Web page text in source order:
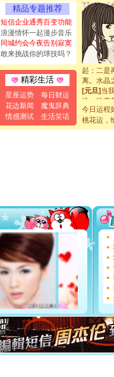
精品专题推荐
短信企业通秀百变功能
浪漫情怀一起漫步音乐
同城约会今夜告别寂寞
敢来挑战你的球技吗？
精彩生活
星座运势
每日财运
花边新闻
魔鬼辞典
情感测试
生活笑话
[圣诞节]
如意,快
[元旦] 看
断电。爱
你是我专
[元旦]如
起；二是
离。水晶
[元旦]当
泣，这痛
卖了。水
[春节]风
[圣诞节]
能正大
都要快乐
[圣诞节]
如意,快
[元旦]
看
断电。
你是我
[元旦]
如
起；二
离。水
[元旦]当
泣，这痛
卖了。水
[春节]风
今日运程
桃花运，